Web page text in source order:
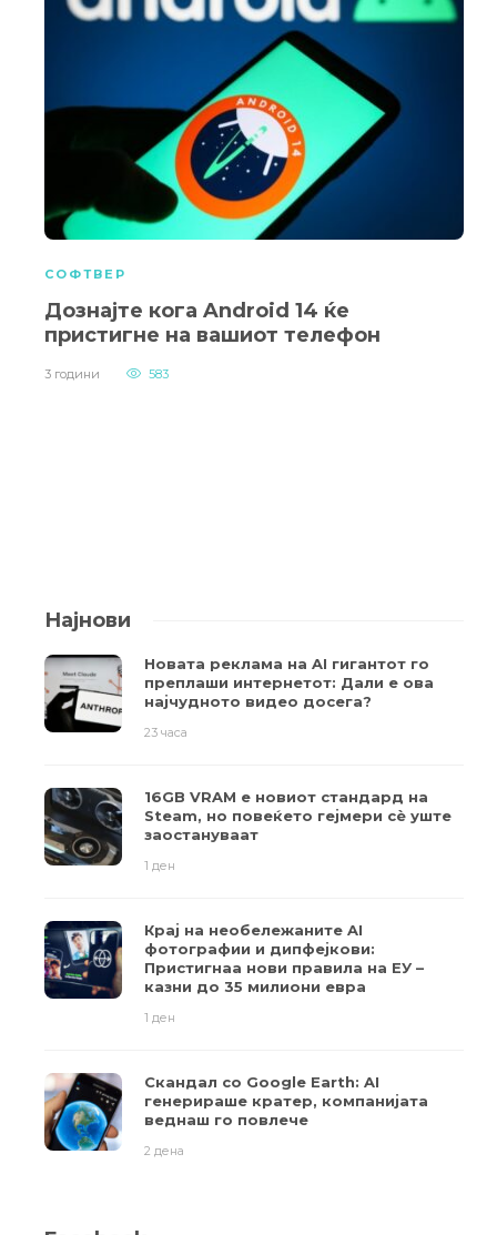
СОФТВЕР
Дознајте кога Android 14 ќе
пристигне на вашиот телефон
3 години 583
Најнови
Новата реклама на AI гигантот го
преплаши интернетот: Дали е ова
најчудното видео досега?
23 часа
16GB VRAM е новиот стандард на
Steam, но повеќето гејмери ​​сè уште
заостануваат
1 ден
Крај на необележаните AI
фотографии и дипфејкови:
Пристигнаа нови правила на ЕУ –
казни до 35 милиони евра
1 ден
Скандал со Google Earth: AI
генерираше кратер, компанијата
веднаш го повлече
2 дена